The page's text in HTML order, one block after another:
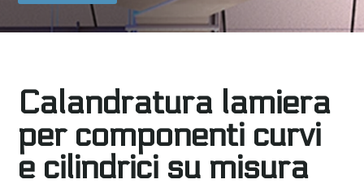
Calandratura lamiera
per componenti curvi
e cilindrici su misura